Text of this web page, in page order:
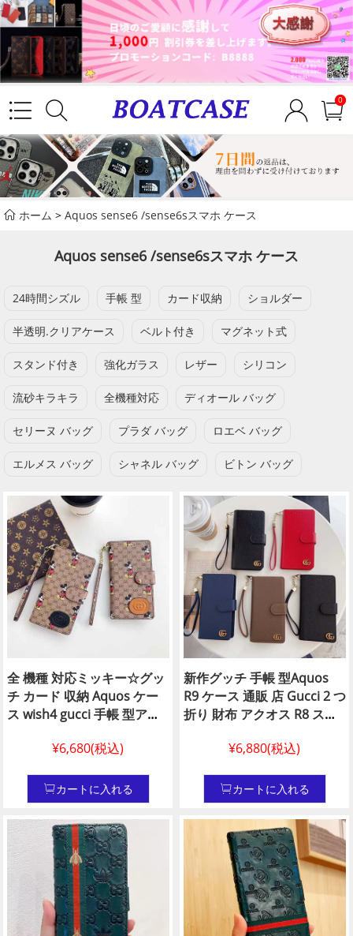
0
ホーム >Aquos sense6 /sense6sスマホ ケース
Aquos sense6 /sense6sスマホ ケース
24時間シズル 手帳 型 カード収納 ショルダー
半透明.クリアケース ベルト付き マグネット式
スタンド付き 強化ガラス レザー シリコン
流砂キラキラ 全機種対応 ディオール バッグ
セリーヌ バッグ プラダ バッグ ロエベ バッグ
エルメス バッグ シャネル バッグ ビトン バッグ
全 機種 対応ミッキー☆グッ
チ カード 収納 Aquos ケー
ス wish4 gucci 手帳 型アク
デイース Aquos スマホケー
スメンズ
¥6,680(税込)
カートに入れる
新作グッチ 手帳 型Aquos
R9 ケース 通販 店 Gucci 2 つ
折り 財布 アクオス R8 スマ
Aquos スマホ ケースN级品
¥6,880(税込)
カートに入れる